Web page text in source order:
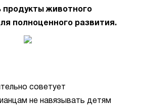
животного
полноценного развития.
советует
не навязывать детям